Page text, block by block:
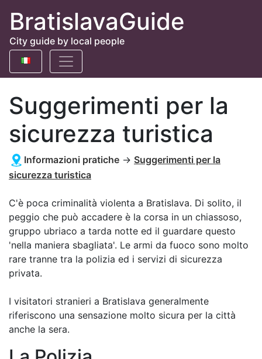
BratislavaGuide
City guide by local people
Suggerimenti per la
sicurezza turistica
Informazioni pratiche → Suggerimenti per la
sicurezza turistica
C'è poca criminalità violenta a Bratislava. Di solito, il
peggio che può accadere è la corsa in un chiassoso,
gruppo ubriaco a tarda notte ed il guardare questo
'nella maniera sbagliata'. Le armi da fuoco sono molto
rare tranne tra la polizia ed i servizi di sicurezza
privata.
I visitatori stranieri a Bratislava generalmente
riferiscono una sensazione molto sicura per la città
anche la sera.